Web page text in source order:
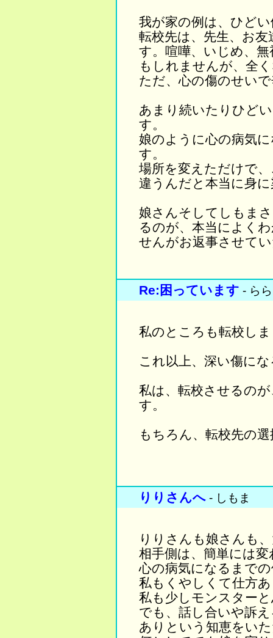
我が家の例は、ひど
転校先は、先生、お
す。喧嘩、いじめ、
もしれませんが、全
ただ、心の傷のせい
あまり続いたりひど
す。
娘のように心の病気
す。
場所を変えただけで
違うんだと本当に身
娘さんそしてしもま
るのが、本当によく
せんがお返事させて
Re:困っています - らら
私のところも転校し
これ以上、深い傷に
私は、転校させるの
す。
もちろん、転校先の
りりさんへ - しもま
りりさんも娘さんも
相手側は、簡単には
心の病気になるまで
私もくやしくて仕方
私も少しモンスター
でも、話し合いや訴
ありという知恵をい